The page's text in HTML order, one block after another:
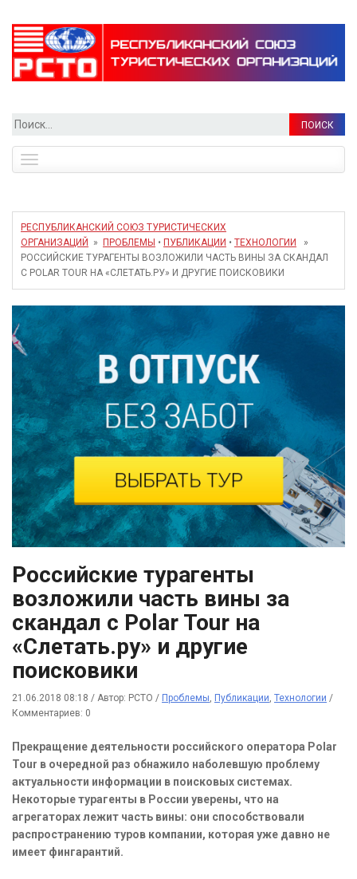
Найти:
navigation
РЕСПУБЛИКАНСКИЙ СОЮЗ ТУРИСТИЧЕСКИХ
ОРГАНИЗАЦИЙ
» ПРОБЛЕМЫ • ПУБЛИКАЦИИ • ТЕХНОЛОГИИ
»
РОССИЙСКИЕ ТУРАГЕНТЫ ВОЗЛОЖИЛИ ЧАСТЬ ВИНЫ ЗА СКАНДАЛ
С POLAR TOUR НА «СЛЕТАТЬ.РУ» И ДРУГИЕ ПОИСКОВИКИ
Российские турагенты
возложили часть вины за
скандал с Polar Tour на
«Слетать.ру» и другие
поисковики
21.06.2018 08:18 / Автор: РСТО / Проблемы, Публикации, Технологии /
Комментариев: 0
Прекращение деятельности российского оператора Polar
Tour в очередной раз обнажило наболевшую проблему
актуальности информации в поисковых системах.
Некоторые турагенты в России уверены, что на
агрегаторах лежит часть вины: они способствовали
распространению туров компании, которая уже давно не
имеет фингарантий.